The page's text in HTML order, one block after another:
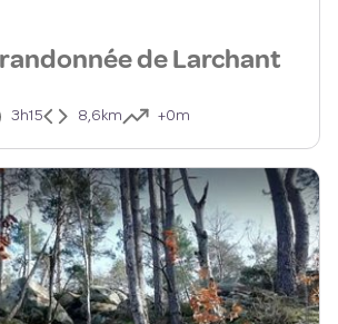
de Larchant
3h15 8,6km +0m